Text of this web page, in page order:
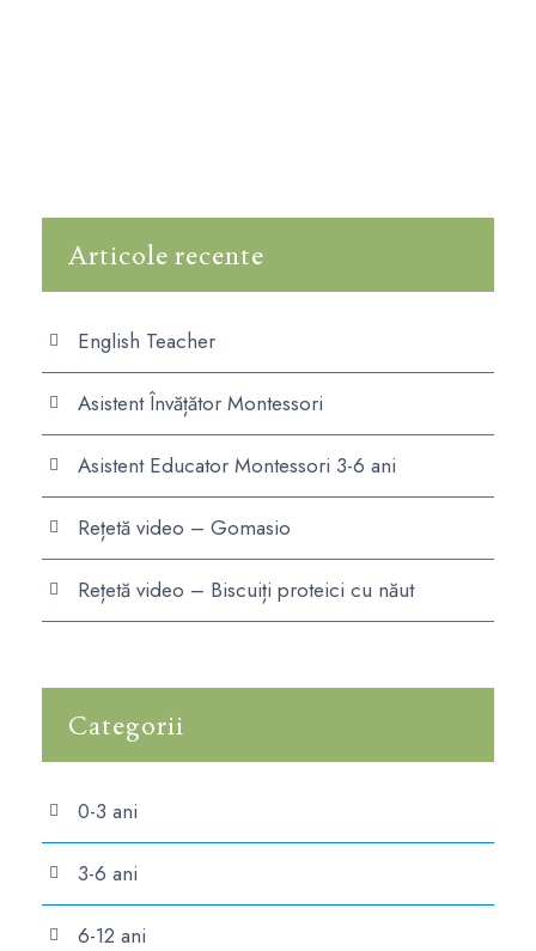
Articole recente
English Teacher
Asistent Învățător Montessori
Asistent Educator Montessori 3-6 ani
Rețetă video – Gomasio
Rețetă video – Biscuiți proteici cu năut
Categorii
0-3 ani
3-6 ani
6-12 ani